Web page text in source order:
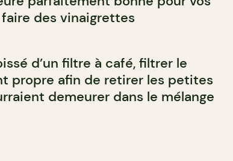
des vinaigrettes
d’un filtre à café, filtrer le
propre afin de retirer les petites
demeurer dans le mélange